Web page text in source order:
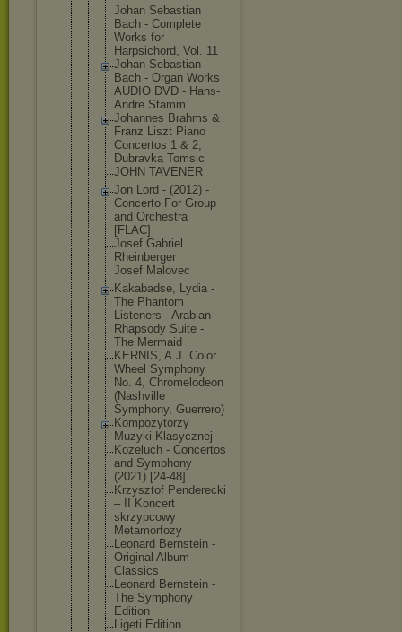
Johan Sebastian
Bach - Complete
Works for
Harpsichord , Vol. 11
Johan Sebastian
Bach - Organ Works
AUDIO DVD - Hans-
Andre Stamm
Johannes Brahms &
Franz Liszt Piano
Concertos 1 & 2,
Dubravka Tomsic
JOHN TAVENER
Jon Lord - (2012) -
Concerto For Group
and Orchestra
[FLAC]
Josef Gabriel
Rheinberger
Josef Malovec
Kakabadse, Lydia -
The Phantom
Listeners - Arabian
Rhapsody Suite -
The Mermaid
KERNIS, A.J. Color
Wheel Symphony
No. 4, Chromelodeon
(Nashville
Symphony, Guerrero)
Kompozytorzy
Muzyki Klasycznej
Kozeluch - Concertos
and Symphony
(2021) [24-48]
Krzysztof Penderecki
– II Koncert
skrzypcowy
Metamorfozy
Leonard Bernstein -
Original Album
Classics
Leonard Bernstein -
The Symphony
Edition
Ligeti Edition